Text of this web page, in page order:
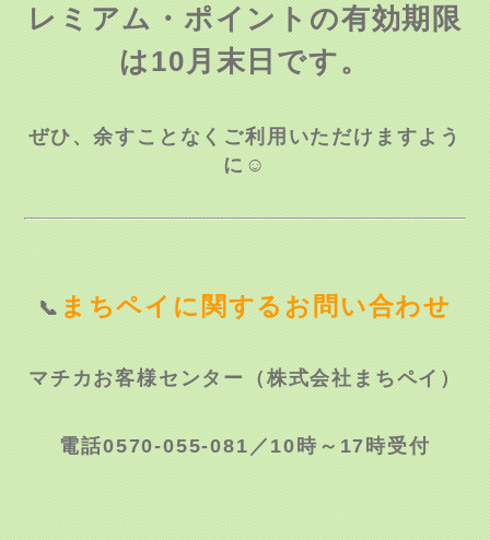
レミアム・ポイントの有効期限
は10月末日です。
ぜひ、余すことなくご利用いただけますよう
に☺
📞まちペイに関するお問い合わせ
マチカお客様センター（株式会社まちペイ）
電話0570-055-081／10時～17時受付